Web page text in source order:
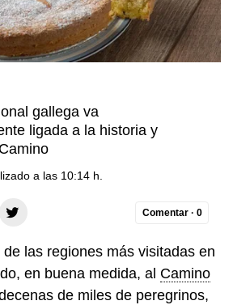
gallega va
ligada a la historia y
a las 10:14 h.
Comentar · 0
las regiones más visitadas en
en buena medida, al Camino
de miles de peregrinos,